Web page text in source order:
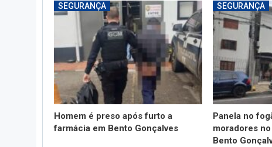
SEGURANÇA
Homem é preso após furto a
farmácia em Bento Gonçalves
SEGURANÇA
Panela no
moradores
Bento